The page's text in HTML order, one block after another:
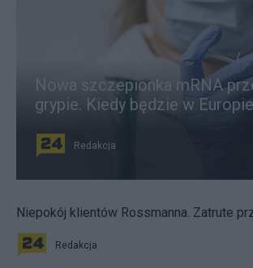
Nowa szczepionka mRNA
grypie. Kiedy będzie w
Redakcja
Niepokój klientów Rossmanna. Zatrute
Redakcja